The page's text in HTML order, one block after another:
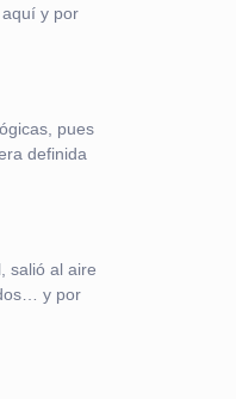
y por
pues
definida
salió al aire
y por